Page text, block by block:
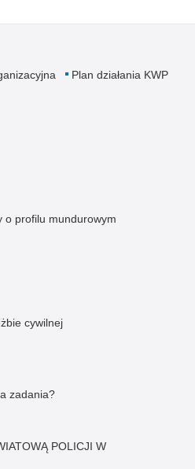
Plan działania KWP
o profilu mundurowym
cywilnej
zadania?
POLICJI W